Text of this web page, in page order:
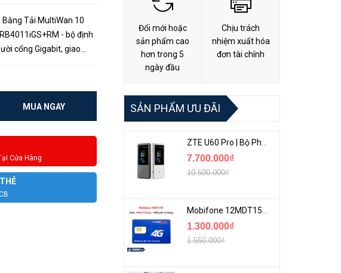
Bằng Tải MultiWan 10
- bộ định
cổng Gigabit, giao
MUA NGAY
Cửa Hàng
Đổi mới hoặc
sản phẩm cao
hơn trong 5
ngày đầu
Chịu trách
nhiệm xuất hóa
đơn tài chính
SẢN PHẨM ƯU ĐÃI
ZTE U60 Pro | Bộ Phát 5G Cầm Tay Tích Hợp Công Nghệ WiFi 7, Pin 10000mAh
7.700.000₫
10.500.000₫
Mobifone 12MDT150 | Sim Chuyên 4G Mobifone Dung Lượng Cao 500GB/Tháng Gói 1 Năm
1.300.000₫
1.550.000₫